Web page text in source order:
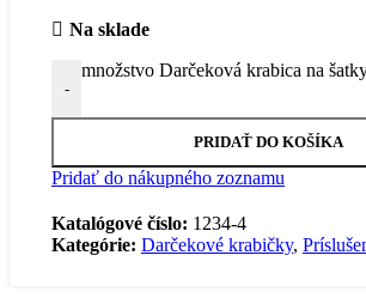
Na sklade
-
množstvo Darčeková krabica na
PRIDAŤ DO KOŠÍKA
Pridať do nákupného zoznamu
Katalógové číslo: 1234-4
Kategórie: Darčekové krabičky,